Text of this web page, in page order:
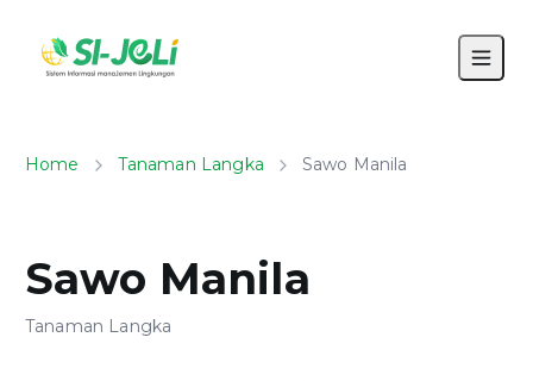
Home Tanaman Langka Sawo Manila
Sawo Manila
Tanaman Langka